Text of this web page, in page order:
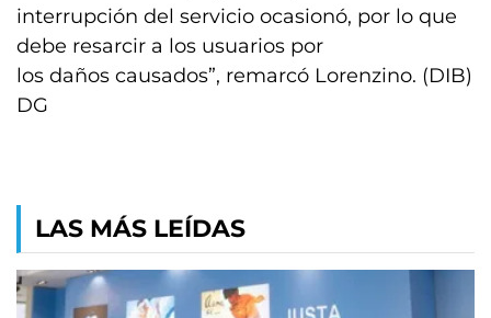
interrupción del servicio ocasionó, por lo que
debe resarcir a los usuarios por
los daños causados”, remarcó Lorenzino. (DIB)
DG
LAS MÁS LEÍDAS